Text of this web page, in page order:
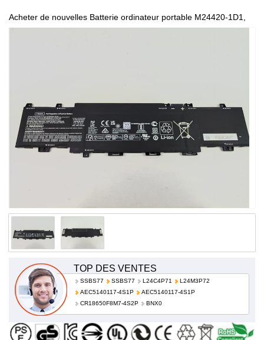
Acheter de nouvelles Batterie ordinateur portable M24420-1D1,
TOP DES VENTES
SSBS77 SSBS77 L24C4P71
L24M3P72
AEC5140117-4S1P
AEC5140117-4S1P
CR18650F8M7-4S2P
BNX0